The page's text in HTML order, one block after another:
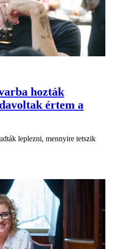
hozták
értem a
leplezni, mennyire tetszik